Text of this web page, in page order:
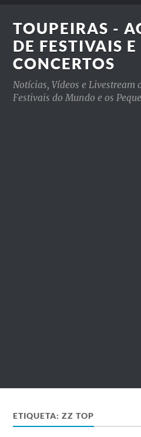
TOUPEIRAS -
DE FESTIVAIS E
CONCERTOS
Notícias, Vídeos e Livestream
Festivais do Mundo e os
ETIQUETA:ZZ TOP